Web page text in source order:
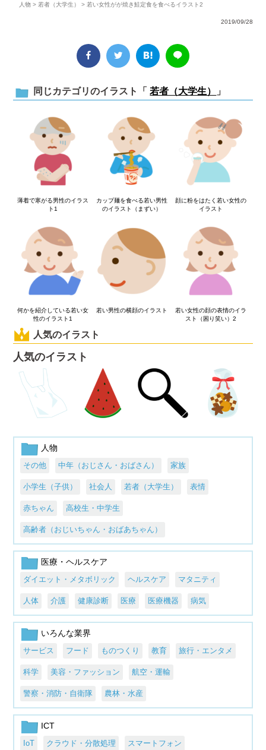
人物 >若者（大学生） > 若い女性がが焼き鮭定食を食べるイラスト2
2019/09/28
同じカテゴリのイラスト「 若者（大学生） 」
薄着で寒がる男性のイラス
ト1
カップ麺を食べる若い男性
のイラスト（まずい）
顔に粉をはたく若い女性の
イラスト
何かを紹介している若い女
性のイラスト1
若い男性の横顔のイラスト
若い女性の顔の表情のイラ
スト（困り笑い）2
人気のイラスト
人気のイラスト
人物
その他 中年（おじさん・おばさん） 家族
小学生（子供） 社会人 若者（大学生） 表情
赤ちゃん 高校生・中学生
高齢者（おじいちゃん・おばあちゃん）
医療・ヘルスケア
ダイエット・メタボリック ヘルスケア マタニティ
人体 介護 健康診断 医療 医療機器 病気
いろんな業界
サービス フード ものつくり 教育 旅行・エンタメ
科学 美容・ファッション 航空・運輸
警察・消防・自衛隊 農林・水産
ICT
IoT クラウド・分散処理 スマートフォン